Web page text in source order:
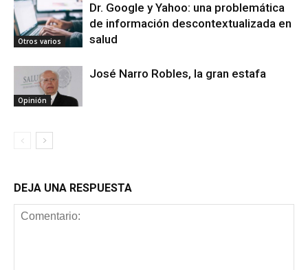
Otros varios
Dr. Google y Yahoo: una problemática
de información descontextualizada en
salud
Opinión
José Narro Robles, la gran estafa
DEJA UNA RESPUESTA